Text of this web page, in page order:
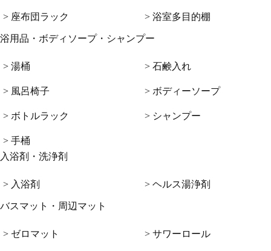
> 座布団ラック > 浴室多目的棚
浴用品・ボディソープ・シャンプー
> 湯桶
> 風呂椅子
> ボトルラック
> 手桶
> 石鹸入れ
> ボディーソープ
> シャンプー
入浴剤・洗浄剤
> 入浴剤 > ヘルス湯浄剤
バスマット・周辺マット
> ゼロマット > サワーロール